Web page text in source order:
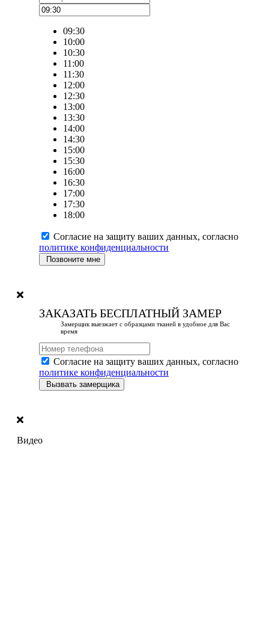
09:30
10:00
10:30
11:00
11:30
12:00
12:30
13:00
13:30
14:00
14:30
15:00
15:30
16:00
16:30
17:00
17:30
18:00
Согласие на защиту ваших данных, согласно
политике конфиденциальности
Позвоните мне
ЗАКАЗАТЬ БЕСПЛАТНЫЙ ЗАМЕР
Замерщик выезжает с образцами тканей в удобное для Вас
время
Согласие на защиту ваших данных, согласно
политике конфиденциальности
Вызвать замерщика
Видео